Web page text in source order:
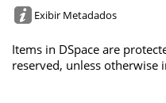
Exibir Metadados
Items in DSpace are
reserved, unless otherwise